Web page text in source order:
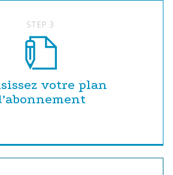
STEP 3
votre plan